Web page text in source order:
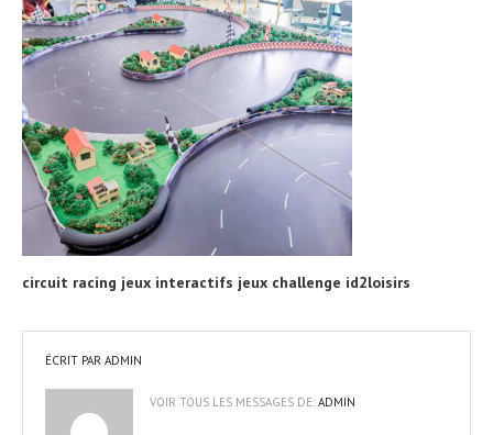
circuit racing jeux interactifs jeux challenge id2loisirs
ÉCRIT PAR ADMIN
VOIR TOUS LES MESSAGES DE: ADMIN